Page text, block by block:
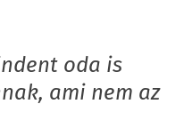
oda is
ami nem az